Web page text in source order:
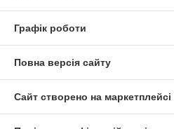
Графік роботи
Повна версія сайту
Сайт створено на маркетплейсі